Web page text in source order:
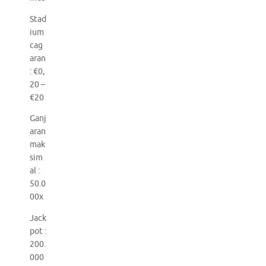
Stad
ium
cag
aran
: €0,
20 –
€20
Ganj
aran
mak
sim
al :
50.0
00x
Jack
pot :
200.
000